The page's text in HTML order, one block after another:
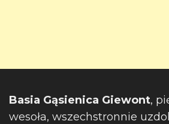
Basia Gąsienica Giewont,
wesoła, wszechstronnie